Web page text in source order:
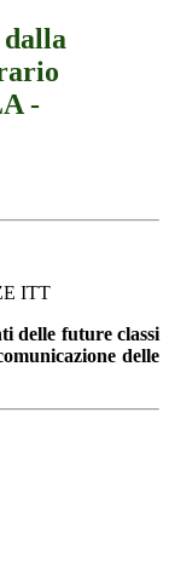
-
ITT
delle future classi
delle